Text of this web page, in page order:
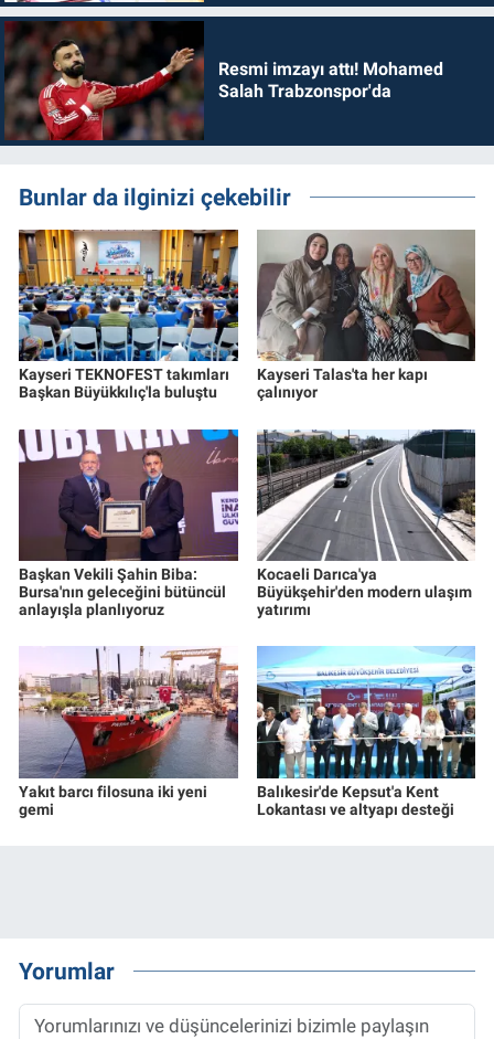
Resmi imzayı attı! Mohamed
Salah Trabzonspor'da
Bunlar da ilginizi çekebilir
Kayseri TEKNOFEST takımları
Başkan Büyükkılıç'la buluştu
Kayseri Talas'ta her kapı
çalınıyor
Başkan Vekili Şahin Biba:
Bursa'nın geleceğini bütüncül
anlayışla planlıyoruz
Kocaeli Darıca'ya
Büyükşehir'den modern ulaşım
yatırımı
Yakıt barcı filosuna iki yeni
gemi
Balıkesir'de Kepsut'a Kent
Lokantası ve altyapı desteği
Yorumlar